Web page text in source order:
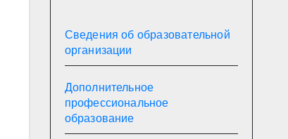
Сведения об образовательной
организации
Дополнительное
профессиональное
образование